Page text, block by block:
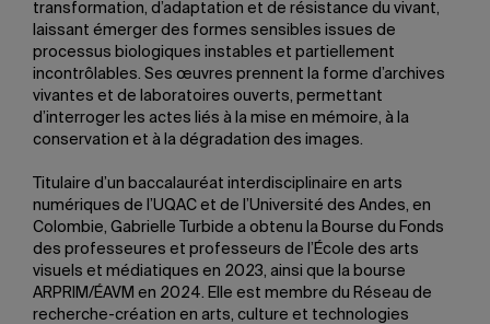
transformation, d’adaptation et de résistance du vivant,
laissant émerger des formes sensibles issues de
processus biologiques instables et partiellement
incontrôlables. Ses œuvres prennent la forme d’archives
vivantes et de laboratoires ouverts, permettant
d’interroger les actes liés à la mise en mémoire, à la
conservation et à la dégradation des images.
Titulaire d’un baccalauréat interdisciplinaire en arts
numériques de l’UQAC et de l’Université des Andes, en
Colombie, Gabrielle Turbide a obtenu la Bourse du Fonds
des professeures et professeurs de l’École des arts
visuels et médiatiques en 2023, ainsi que la bourse
ARPRIM/ÉAVM en 2024. Elle est membre du Réseau de
recherche-création en arts, culture et technologies